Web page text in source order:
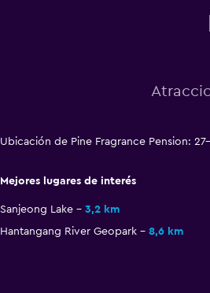
Ubicación de Pine Fragrance Pension:
Mejores lugares de interés
Sanjeong Lake 3,2 km
Hantangang River Geopark
8,6 km